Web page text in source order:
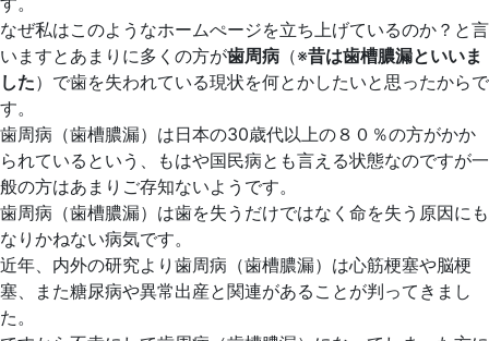
なぜ私はこのようなホームぺージを立ち上げているのか？と言
いますとあまりに多くの方が歯周病 （※昔は歯槽膿漏といいま
した）で歯を失われている現状を何とかしたいと思ったからで
す。
歯周病（歯槽膿漏）は日本の30歳代以上の８０％の方がかか
られているという、もはや国民病とも言える状態なのですが一
般の方はあまりご存知ないようです。
歯周病（歯槽膿漏）は歯を失うだけではなく命を失う原因にも
なりかねない病気です。
近年、内外の研究より歯周病（歯槽膿漏）は心筋梗塞や脳梗
塞、また糖尿病や異常出産と関連があることが判ってきまし
た。